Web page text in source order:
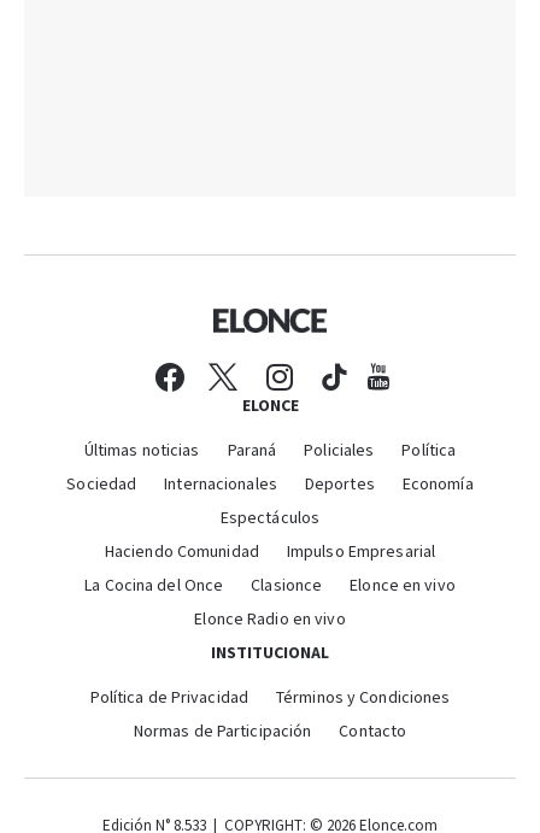
ELONCE
Últimas noticias Paraná Policiales
Política
Sociedad
Internacionales Deportes
Economía
Espectáculos
Haciendo Comunidad
Impulso Empresarial
La Cocina del Once
Clasionce
Elonce en vivo
Elonce Radio en vivo
INSTITUCIONAL
Política de Privacidad
Términos y Condiciones
Normas de Participación
Contacto
Edición N° 8.533 | COPYRIGHT: © 2026 Elonce.com